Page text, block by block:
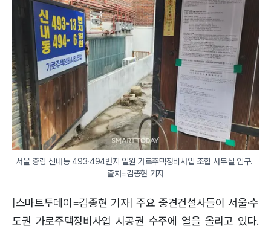
서울 중랑 신내동 493·494번지 일원 가로주택정비사업 조합 사무실 입구.
출처=김종현 기자
|스마트투데이=김종현 기자| 주요 중견건설사들이 서울·수
도권 가로주택정비사업 시공권 수주에 열을 올리고 있다.